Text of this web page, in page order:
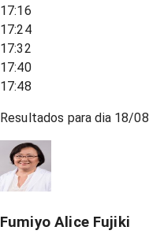
17:16
17:24
17:32
17:40
17:48
Resultados para dia 18/08
Fumiyo Alice Fujiki